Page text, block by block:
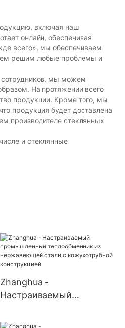
включая наш
онлайн, обеспечивая
всего», мы обеспечиваем
решим любые проблемы и
сотрудников, мы можем
На протяжении всего
продукции. Кроме того, мы
продукция будет доставлена
производителе стеклянных
и стеклянные
Zhanghua -
Настраиваемый
теплообменник из